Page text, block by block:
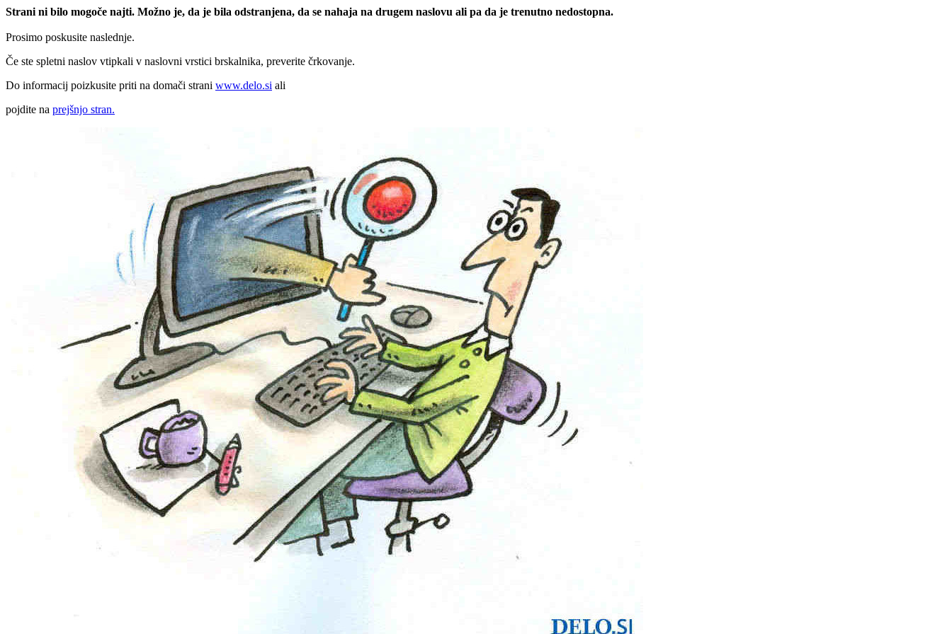
Strani ni bilo mogoče najti. Možno je, da je bila odstranjena, da se nahaja na drugem naslovu ali pa da je trenutno nedostopna.
Prosimo poskusite naslednje.
Če ste spletni naslov vtipkali v naslovni vrstici brskalnika, preverite črkovanje.
Do informacij poizkusite priti na domači strani www.delo.si ali
pojdite na prejšnjo stran.